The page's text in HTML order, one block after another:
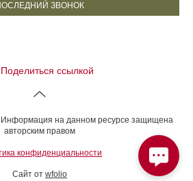
ЗВОНОК
Поделиться ссылкой
на данном ресурсе защищена
авторским правом
конфиденциальности
Сайт от wfolio